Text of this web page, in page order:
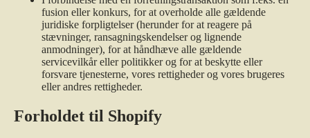
fusion eller konkurs, for at overholde alle gældende
juridiske forpligtelser (herunder for at reagere på
stævninger, ransagningskendelser og lignende
anmodninger), for at håndhæve alle gældende
servicevilkår eller politikker og for at beskytte eller
forsvare tjenesterne, vores rettigheder og vores brugeres
eller andres rettigheder.
Forholdet til Shopify